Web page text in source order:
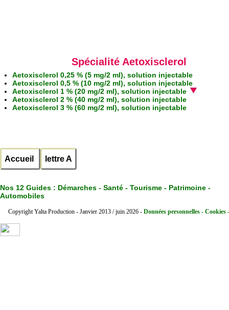
Spécialité Aetoxisclerol
Aetoxisclerol 0,25 % (5 mg/2 ml), solution injectable
Aetoxisclerol 0,5 % (10 mg/2 ml), solution injectable
Aetoxisclerol 1 % (20 mg/2 ml), solution injectable
Aetoxisclerol 2 % (40 mg/2 ml), solution injectable
Aetoxisclerol 3 % (60 mg/2 ml), solution injectable
Accueil lettre A
Nos 12 Guides : Démarches - Santé - Tourisme - Patrimoine -
Automobiles
Copyright Yalta Production - Janvier 2013 / juin 2026 - Données personnelles - Cookies